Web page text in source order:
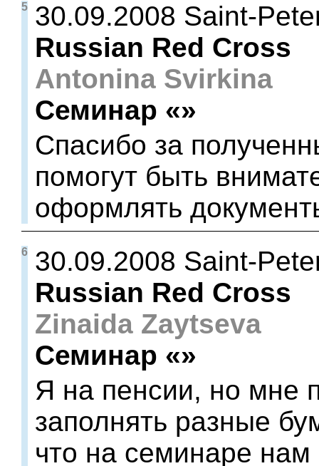
5
30.09.2008 Saint-
Russian Red Cross
Antonina Svirkina
Семинар «»
Спасибо за
помогут быть
оформлять
6
30.09.2008 Saint-
Russian Red Cross
Zinaida Zaytseva
Семинар «»
Я на пенсии, но мне
заполнять разные
что на семинаре нам